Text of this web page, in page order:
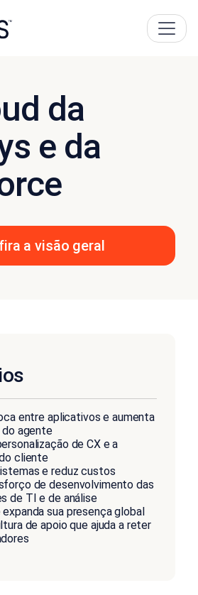
da
e da
a visão geral
entre aplicativos e aumenta
agente
de CX e a
cliente
e reduz custos
de desenvolvimento das
de TI e de análise
sua presença global
de apoio que ajuda a reter